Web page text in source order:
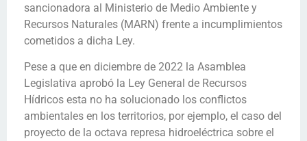
sancionadora al Ministerio de Medio Ambiente y
Recursos Naturales (MARN) frente a incumplimientos
cometidos a dicha Ley.
Pese a que en diciembre de 2022 la Asamblea
Legislativa aprobó la Ley General de Recursos
Hídricos esta no ha solucionado los conflictos
ambientales en los territorios, por ejemplo, el caso del
proyecto de la octava represa hidroeléctrica sobre el